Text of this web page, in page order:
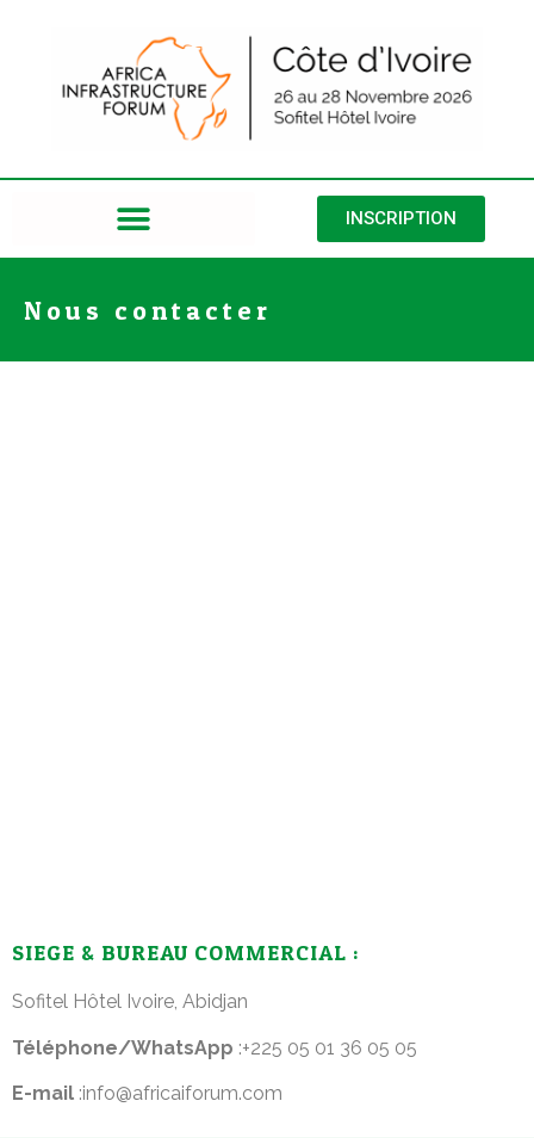
INSCRIPTION
Nous contacter
SIEGE & BUREAU COMMERCIAL :
Sofitel Hôtel Ivoire, Abidjan
Téléphone/WhatsApp :+225 05 01 36 05 05
E-mail :info@africaiforum.com